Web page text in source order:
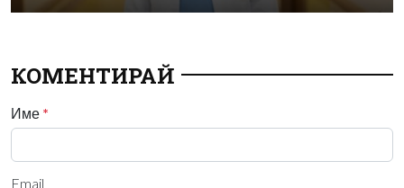
КОМЕНТИРАЙ
Име *
Email